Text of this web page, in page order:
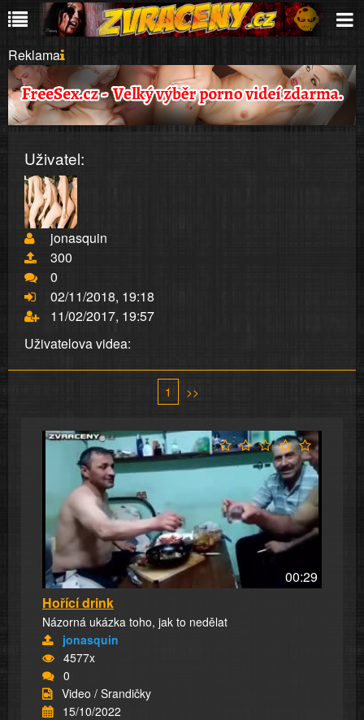
Reklama
Uživatel:
jonasquin
300
0
02/11/2018, 19:18
11/02/2017, 19:57
Uživatelova videa:
1 >>
00:29
Hořící drink
Názorná ukázka toho, jak to nedělat
jonasquin
4577x
0
Video / Srandičky
15/10/2022